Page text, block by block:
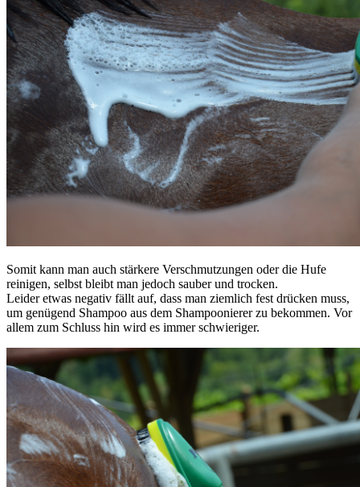
Somit kann man auch stärkere Verschmutzungen oder die Hufe
reinigen, selbst bleibt man jedoch sauber und trocken.
Leider etwas negativ fällt auf, dass man ziemlich fest drücken muss,
um genügend Shampoo aus dem Shampoonierer zu bekommen. Vor
allem zum Schluss hin wird es immer schwieriger.